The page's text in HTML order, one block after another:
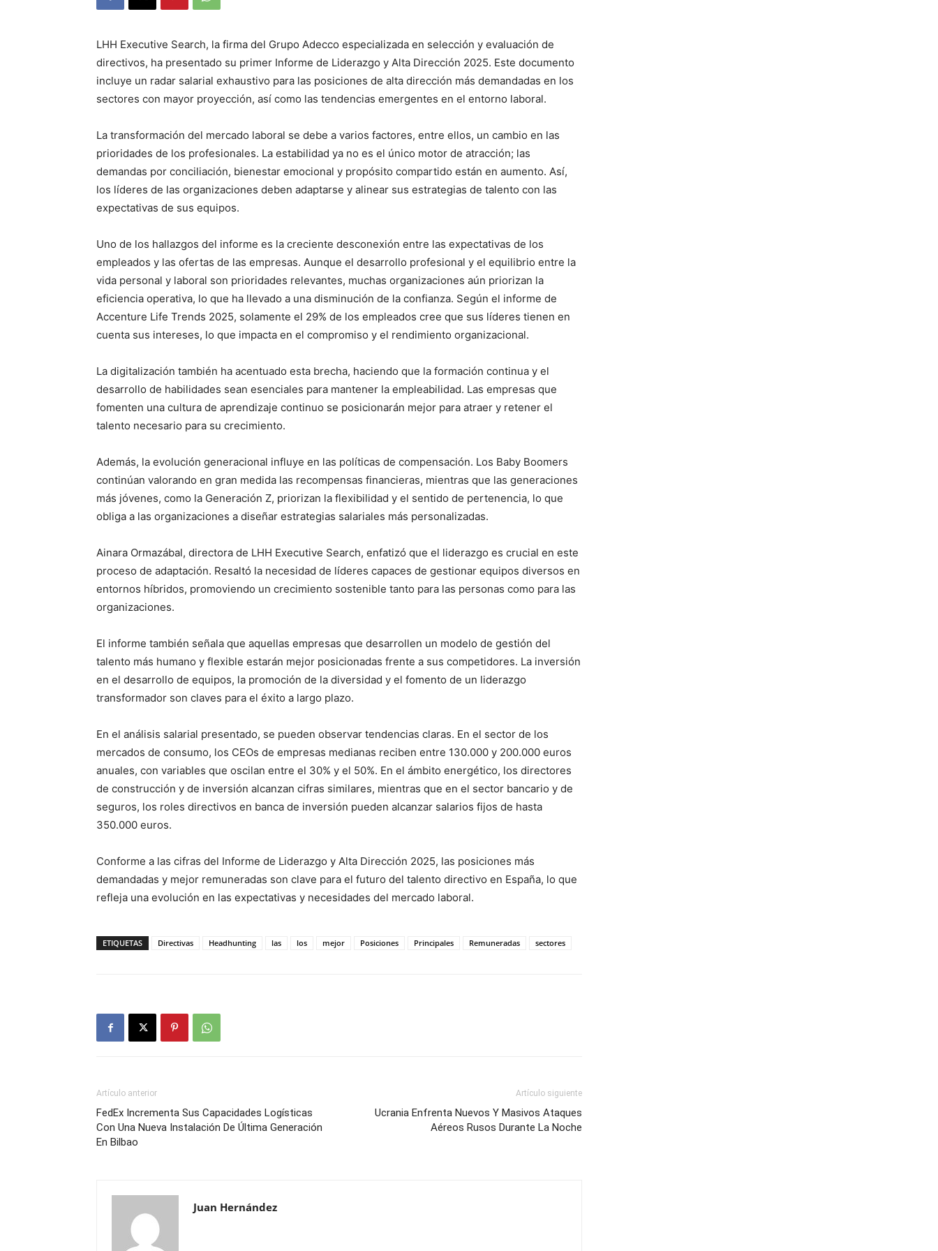
LHH Executive Search, la firma del Grupo Adecco especializada en selección y evaluación de
directivos, ha presentado su primer Informe de Liderazgo y Alta Dirección 2025. Este documento
incluye un radar salarial exhaustivo para las posiciones de alta dirección más demandadas en los
sectores con mayor proyección, así como las tendencias emergentes en el entorno laboral.
La transformación del mercado laboral se debe a varios factores, entre ellos, un cambio en las
prioridades de los profesionales. La estabilidad ya no es el único motor de atracción; las
demandas por conciliación, bienestar emocional y propósito compartido están en aumento. Así,
los líderes de las organizaciones deben adaptarse y alinear sus estrategias de talento con las
expectativas de sus equipos.
Uno de los hallazgos del informe es la creciente desconexión entre las expectativas de los
empleados y las ofertas de las empresas. Aunque el desarrollo profesional y el equilibrio entre la
vida personal y laboral son prioridades relevantes, muchas organizaciones aún priorizan la
eficiencia operativa, lo que ha llevado a una disminución de la confianza. Según el informe de
Accenture Life Trends 2025, solamente el 29% de los empleados cree que sus líderes tienen en
cuenta sus intereses, lo que impacta en el compromiso y el rendimiento organizacional.
La digitalización también ha acentuado esta brecha, haciendo que la formación continua y el
desarrollo de habilidades sean esenciales para mantener la empleabilidad. Las empresas que
fomenten una cultura de aprendizaje continuo se posicionarán mejor para atraer y retener el
talento necesario para su crecimiento.
Además, la evolución generacional influye en las políticas de compensación. Los Baby Boomers
continúan valorando en gran medida las recompensas financieras, mientras que las generaciones
más jóvenes, como la Generación Z, priorizan la flexibilidad y el sentido de pertenencia, lo que
obliga a las organizaciones a diseñar estrategias salariales más personalizadas.
Ainara Ormazábal, directora de LHH Executive Search, enfatizó que el liderazgo es crucial en este
proceso de adaptación. Resaltó la necesidad de líderes capaces de gestionar equipos diversos en
entornos híbridos, promoviendo un crecimiento sostenible tanto para las personas como para las
organizaciones.
El informe también señala que aquellas empresas que desarrollen un modelo de gestión del
talento más humano y flexible estarán mejor posicionadas frente a sus competidores. La inversión
en el desarrollo de equipos, la promoción de la diversidad y el fomento de un liderazgo
transformador son claves para el éxito a largo plazo.
En el análisis salarial presentado, se pueden observar tendencias claras. En el sector de los
mercados de consumo, los CEOs de empresas medianas reciben entre 130.000 y 200.000 euros
anuales, con variables que oscilan entre el 30% y el 50%. En el ámbito energético, los directores
de construcción y de inversión alcanzan cifras similares, mientras que en el sector bancario y de
seguros, los roles directivos en banca de inversión pueden alcanzar salarios fijos de hasta
350.000 euros.
Conforme a las cifras del Informe de Liderazgo y Alta Dirección 2025, las posiciones más
demandadas y mejor remuneradas son clave para el futuro del talento directivo en España, lo que
refleja una evolución en las expectativas y necesidades del mercado laboral.
ETIQUETAS Directivas Headhunting las los mejor Posiciones Principales Remuneradas sectores
Artículo anterior
FedEx Incrementa Sus Capacidades Logísticas
Con Una Nueva Instalación De Última Generación
En Bilbao
Artículo siguiente
Ucrania Enfrenta Nuevos Y Masivos Ataques
Aéreos Rusos Durante La Noche
Juan Hernández